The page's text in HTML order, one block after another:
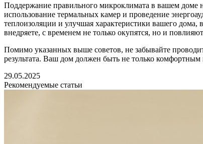
Поддержание правильного микроклимата в вашем доме
использование термальных камер и проведение
теплоизоляции и улучшая характеристики вашего
внедряете, с временем не только окупятся, но и
Помимо указанных выше советов, не забывайте
результата. Ваш дом должен быть не только
29.05.2025
Рекомендуемые статьи